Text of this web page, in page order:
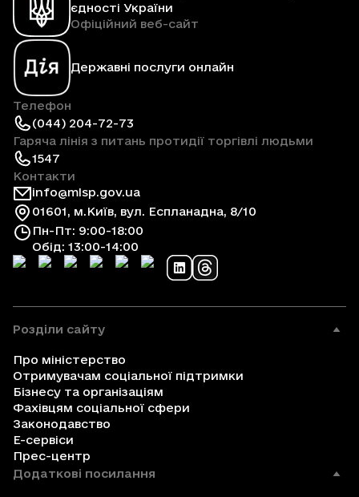
єдності України
Офіційний веб-сайт
Державні послуги онлайн
Телефон
(044) 204-72-73
Гаряча лінія з питань протидії торгівлі людьми
1547
Контакти
info@mlsp.gov.ua
01601, м.Київ, вул. Еспланадна, 8/10
Пн-Пт: 9:00-18:00
Обід: 13:00-14:00
Розділи сайту
Про міністерство
Отримувачам соціальної підтримки
Бізнесу та організаціям
Фахівцям соціальної сфери
Законодавство
Е-сервіси
Прес-центр
Додаткові посилання